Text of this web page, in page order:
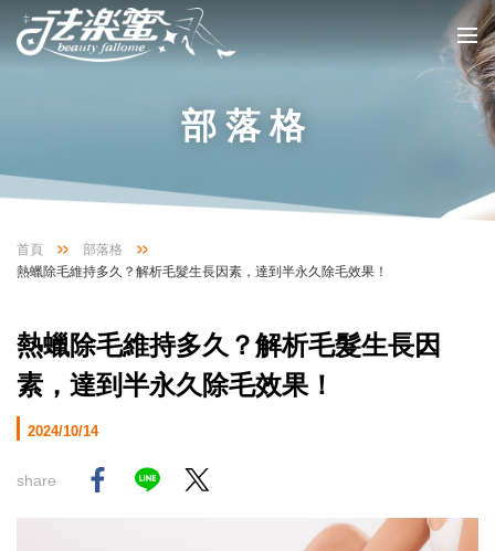
部落格
首頁
部落格
熱蠟除毛維持多久？解析毛髮生長因素，達到半永久除毛效果！
熱蠟除毛維持多久？解析毛髮生長因
素，達到半永久除毛效果！
2024/10/14
share